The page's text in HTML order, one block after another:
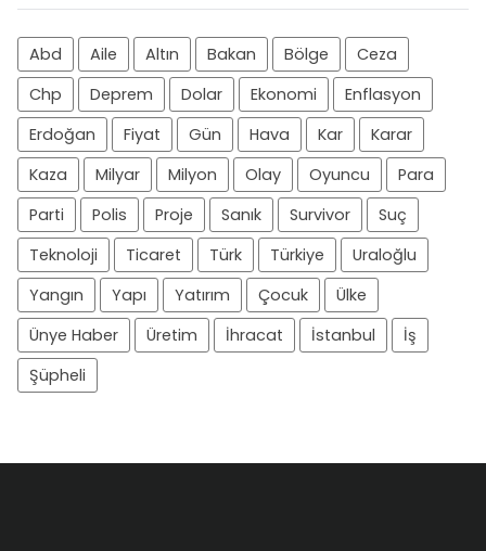
Abd Aile Altın Bakan Bölge
Ceza
Chp
Deprem Dolar Ekonomi
Enflasyon
Erdoğan
Fiyat Gün Hava Kar
Karar
Kaza
Milyar Milyon Olay Oyuncu
Para
Parti
Polis Proje Sanık Survivor
Suç
Teknoloji
Ticaret Türk Türkiye
Uraloğlu
Yangın
Yapı Yatırım Çocuk
Ülke
Ünye Haber
Üretim İhracat İstanbul
İş
Şüpheli